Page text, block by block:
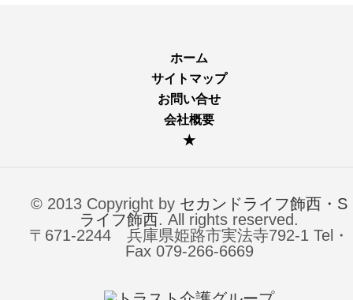
ホーム
サイトマップ
お問い合せ
会社概要
★
© 2013 Copyright by セカンドライフ飾西・S
ライフ飾西. All rights reserved.
〒671-2244 兵庫県姫路市実法寺792-1 Tel・
Fax 079-266-6669